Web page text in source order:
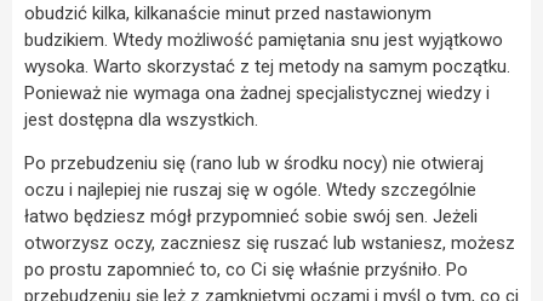
obudzić kilka, kilkanaście minut przed nastawionym
budzikiem. Wtedy możliwość pamiętania snu jest wyjątkowo
wysoka. Warto skorzystać z tej metody na samym początku.
Ponieważ nie wymaga ona żadnej specjalistycznej wiedzy i
jest dostępna dla wszystkich.
Po przebudzeniu się (rano lub w środku nocy) nie otwieraj
oczu i najlepiej nie ruszaj się w ogóle. Wtedy szczególnie
łatwo będziesz mógł przypomnieć sobie swój sen. Jeżeli
otworzysz oczy, zaczniesz się ruszać lub wstaniesz, możesz
po prostu zapomnieć to, co Ci się właśnie przyśniło. Po
przebudzeniu się leż z zamkniętymi oczami i myśl o tym, co ci